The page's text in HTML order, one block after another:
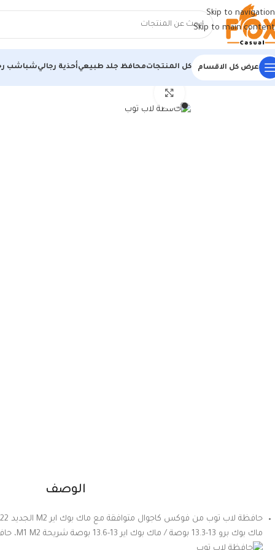
Skip to navigation
Skip to main content
عرض كل الاقسام كل المنتجاتمحافظ جلد طبيعيأحذية رجاليشباشب
الرئيسية/شنط وحقائب
الوصف
ماك بوك برو 13-13.3 بوصة / ماك بوك اير 13-13.6 بوصة شريحة M1 M2، حافظة لاب توب – هافان